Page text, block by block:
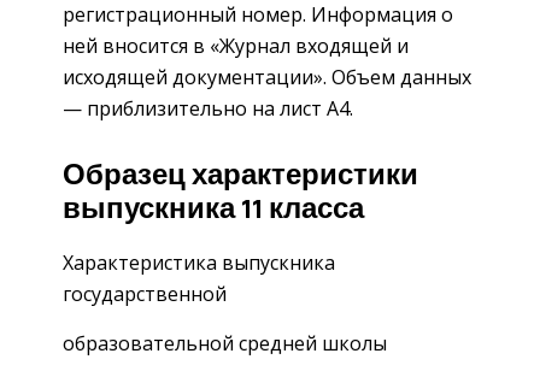
регистрационный номер. Информация о
ней вносится в «Журнал входящей и
исходящей документации». Объем данных
— приблизительно на лист А4.
Образец характеристики
выпускника 11 класса
Характеристика выпускника
государственной
образовательной средней школы